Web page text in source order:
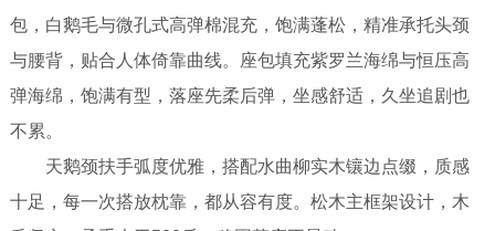
包，白鹅毛与微孔式高弹棉混充，饱满蓬松，精准承托头颈
与腰背，贴合人体倚靠曲线。座包填充紫罗兰海绵与恒压高
弹海绵，饱满有型，落座先柔后弹，坐感舒适，久坐追剧也
不累。
天鹅颈扶手弧度优雅，搭配水曲柳实木镶边点缀，质感
十足，每一次搭放枕靠，都从容有度。松木主框架设计，木